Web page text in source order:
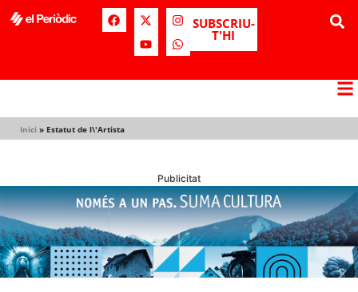
SUBSCRIU-
T'HI
Inici » Estatut de l\'Artista
Publicitat